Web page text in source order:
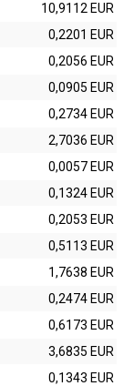
10,9112 EUR
0,2201 EUR
0,2056 EUR
0,0905 EUR
0,2734 EUR
2,7036 EUR
0,0057 EUR
0,1324 EUR
0,2053 EUR
0,5113 EUR
1,7638 EUR
0,2474 EUR
0,6173 EUR
3,6835 EUR
0,1343 EUR